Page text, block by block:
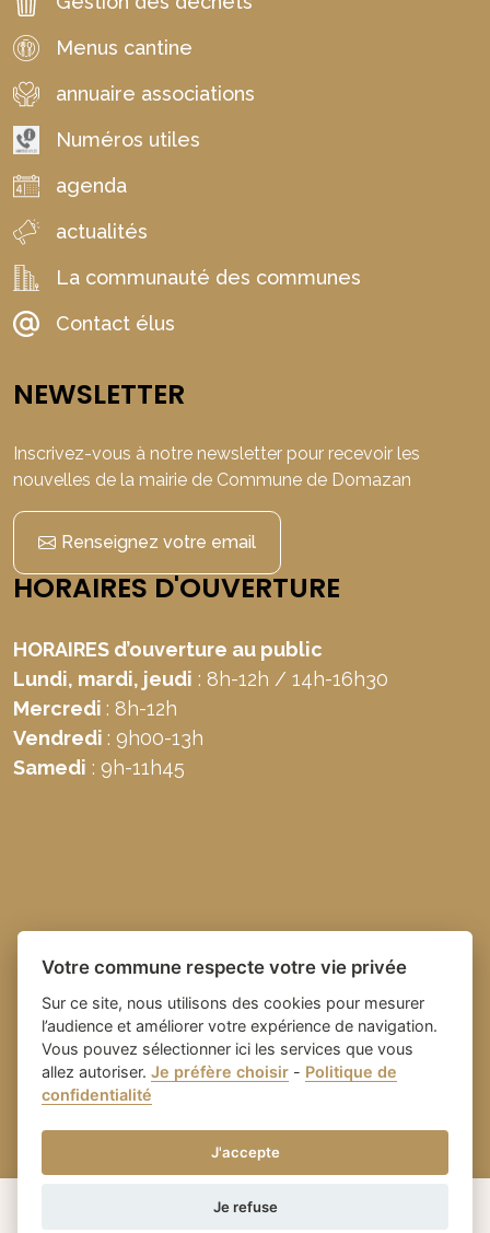
Menus cantine
annuaire associations
Numéros utiles
agenda
actualités
La communauté des communes
Contact élus
NEWSLETTER
Inscrivez-vous à notre newsletter pour recevoir les
nouvelles de la mairie de Commune de Domazan
Renseignez votre email
HORAIRES D'OUVERTURE
HORAIRES d’ouverture au public
Lundi, mardi, jeudi : 8h-12h / 14h-16h30
Mercredi : 8h-12h
Vendredi : 9h00-13h
Samedi : 9h-11h45
Place du village la solution web
et appli des collectivités
- Commune de
-
Gestion des cookies
Votre commune respecte votre vie privée
Sur ce site, nous utilisons des cookies pour mesurer
l’audience et améliorer votre expérience de navigation.
Vous pouvez sélectionner ici les services que vous
allez autoriser.Je préfère choisir - Politique de
confidentialité
J'accepte
Je refuse